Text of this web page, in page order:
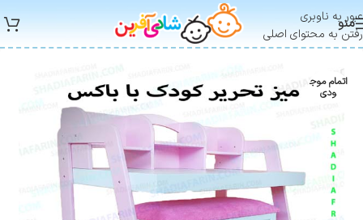
عبور به ناوبری
رفتن به محتوای اصلی
منو
اتمام موج
ودی